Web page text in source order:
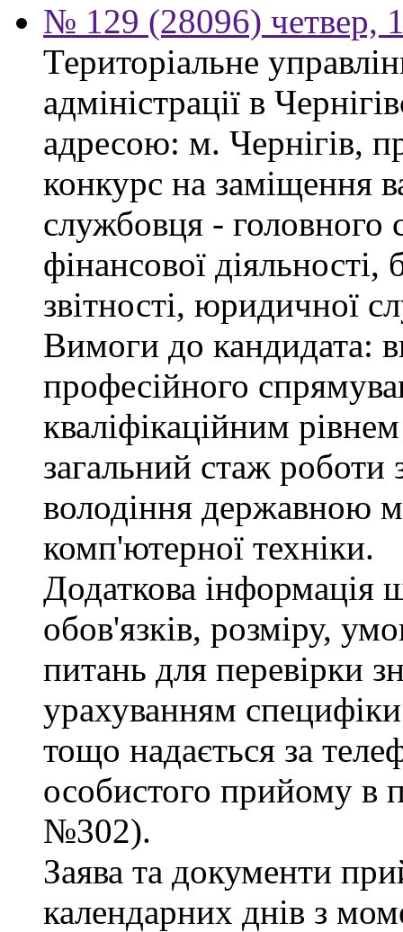
№ 129 (28096) четвер,
Територіальне
адміністрації в
адресою: м. Чернігів,
конкурс на заміщення
службовця - головного
фінансової діяльності,
звітності, юридичної
Вимоги до кандидата:
професійного
кваліфікаційним
загальний стаж
володіння державною
комп'ютерної техніки.
Додаткова інформація
обов'язків, розміру,
питань для перевірки
урахуванням
тощо надається за
особистого прийому в
№302).
Заява та документи
календарних днів з